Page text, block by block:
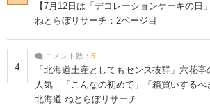
【7月12日は「デコレーションケーキの日
ねとらぼリサーチ：2ページ目
4
コメント数： 5
「北海道土産としてもセンス抜群」六花亭
人気 「こんなの初めて」「箱買いするべ
北海道 ねとらぼリサーチ